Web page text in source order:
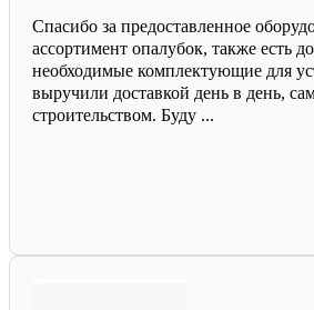
Спасибо за предоставленное
ассортимент опалубок, также есть
необходимые комплектующие для
выручили доставкой день в день,
строительством. Буду ...